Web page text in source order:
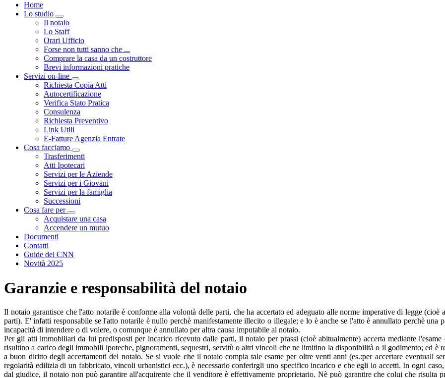
Home
Lo studio
Visualizza menù di secondo livello
Il notaio
Lo Staff
Orari Ufficio
Forse non tutti sanno che ...
Comprare la casa da un costruttore
Brevi informazioni pratiche
Servizi on-line
Visualizza menù di secondo livello
Richiesta Copia Atti
Autocertificazione
Verifica Stato Pratica
Consulenza
Richiesta Preventivo
Link Utili
E-Fatture Agenzia Entrate
Cosa facciamo
Visualizza menù di secondo livello
Trasferimenti
Atti Ipotecari
Servizi per le Aziende
Servizi per i Giovani
Servizi per la famiglia
Successioni
Cosa fare per
Visualizza menù di secondo livello
Acquistare una casa
Accendere un mutuo
Documenti
Contatti
Guide del CNN
Novità 2025
Garanzie e responsabilità del notaio
Il notaio garantisce che l'atto notarile è conforme alla volontà delle parti, che ha accertato ed adeguato alle norme imperative di legge (cioè
parti). E' infatti responsabile se l'atto notarile è nullo perchè manifestamente illecito o illegale; e lo è anche se l'atto è annullato perchè una
incapacità di intendere o di volere, o comunque è annullato per altra causa imputabile al notaio.
Per gli atti immobiliari da lui predisposti per incarico ricevuto dalle parti, il notaio per prassi (cioè abitualmente) accerta mediante
risultino a carico degli immobili ipoteche, pignoramenti, sequestri, servitù o altri vincoli che ne limitino la disponibilità o il godimento; ed è
a buon diritto degli accertamenti del notaio. Se si vuole che il notaio compia tale esame per oltre venti anni (es.:per accertare eventuali
regolarità edilizia di un fabbricato, vincoli urbanistici ecc.), è necessario conferirgli uno specifico incarico e che egli lo accetti. In ogni
dal giudice, il notaio non può garantire all'acquirente che il venditore è effettivamente proprietario. Nè può garantire che colui che risulta